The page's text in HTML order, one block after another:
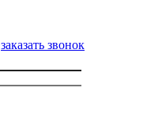
заказать звонок